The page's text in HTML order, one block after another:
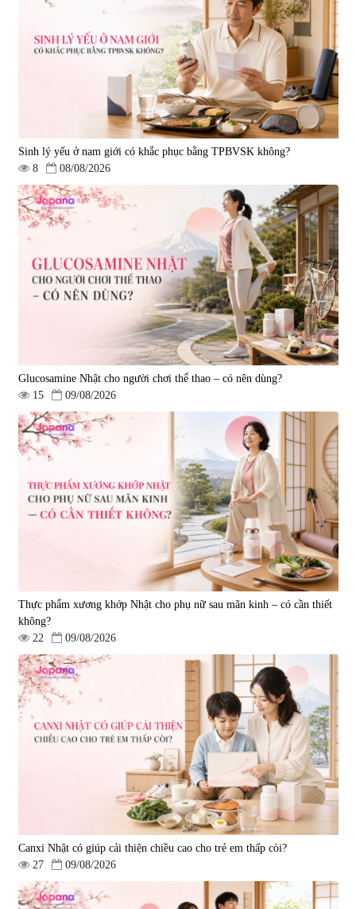
Viên uống bổ não Ribeto Shoji
| 57.920
1.450.000 đ
Viên nang uống cải thiện thị lực,
trí nhớ DHA + EPA + Flaxseed
Oil 30 viên/gói - Date 02/2027
|52.346
225.000 đ
Tẩy tế bào chết Nichiei Bussan
Nano NMN+ Peeling Gel
1.490.000 đ
Viên uống hỗ trợ bền thành
mạch, ngừa tai biến Elastin Plus
& Nattokinase Hokoen 80 viên
|0
980.000 đ
Viên uống bổ gan Ribeto Shoji
Hepaclean 60 viên
690.000 đ
Viên uống hỗ trợ cải thiện thoát
vị đĩa đệm Kyoto Has 30 viên
| 14.560
1.600.000 đ
Sleepy Nhật Bản 80 viên
580.000 đ
điều trị đột quỵ Biken Kinase
|0
1.570.000 đ
Sinh lý yếu ở nam giới có khắc phục bằng TPBVSK không?
8
08/08/2026
Glucosamine Nhật cho người chơi thể thao – có nên dùng?
15
09/08/2026
Thực phẩm xương khớp Nhật cho phụ nữ sau mãn kinh – có cần thiết
không?
22
09/08/2026
Canxi Nhật có giúp cải thiện chiều cao cho trẻ em thấp còi?
27
09/08/2026